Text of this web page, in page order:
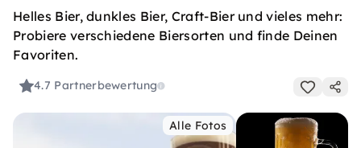
Helles Bier, dunkles Bier, Craft-Bier und vieles mehr:
Probiere verschiedene Biersorten und finde Deinen
Favoriten.
4.7 Partnerbewertung
Alle Fotos